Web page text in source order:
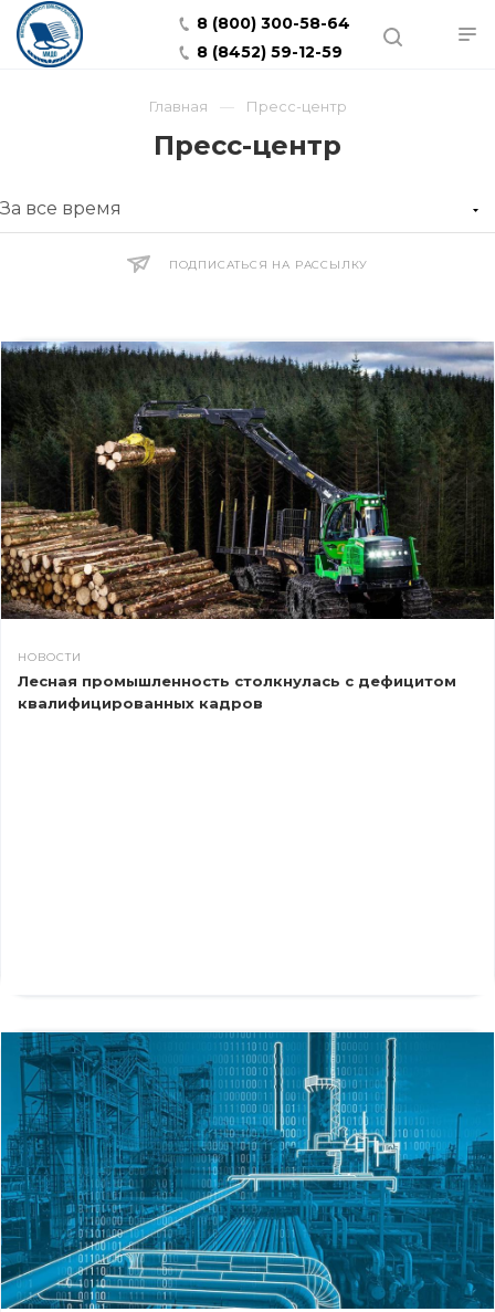
8 (800) 300-58-64
8 (8452) 59-12-59
Главная Пресс-центр
Пресс-центр
ПОДПИСАТЬСЯ НА РАССЫЛКУ
НОВОСТИ
Лесная промышленность столкнулась с дефицитом
квалифицированных кадров